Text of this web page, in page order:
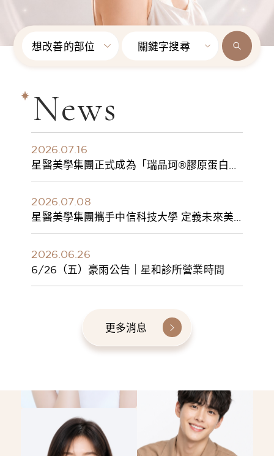
想改善的部位 關鍵字搜尋
News
2026.07.16
星醫美學集團正式成為「瑞晶珂®膠原蛋白植
入劑」台灣獨家總代理
2026.07.08
星醫美學集團攜手中信科技大學 定義未來美
學人才新標準 建構健康美學產學共育模式 串
2026.06.26
6/26（五）豪雨公告｜星和診所營業時間
更多消息